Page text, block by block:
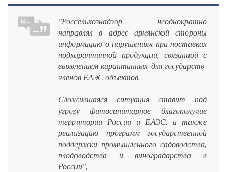
"Россельхознадзор неоднократно
направлял в адрес армянской стороны
информацию о нарушениях при поставках
подкарантинной продукции, связанной с
выявлением карантинных для государств-
членов ЕАЭС объектов.
Сложившаяся ситуация ставит под
угрозу фитосанитарное благополучие
территории России и ЕАЭС, а также
реализацию программ государственной
поддержки промышленного садоводства,
плодоводства и виноградарства в
России",